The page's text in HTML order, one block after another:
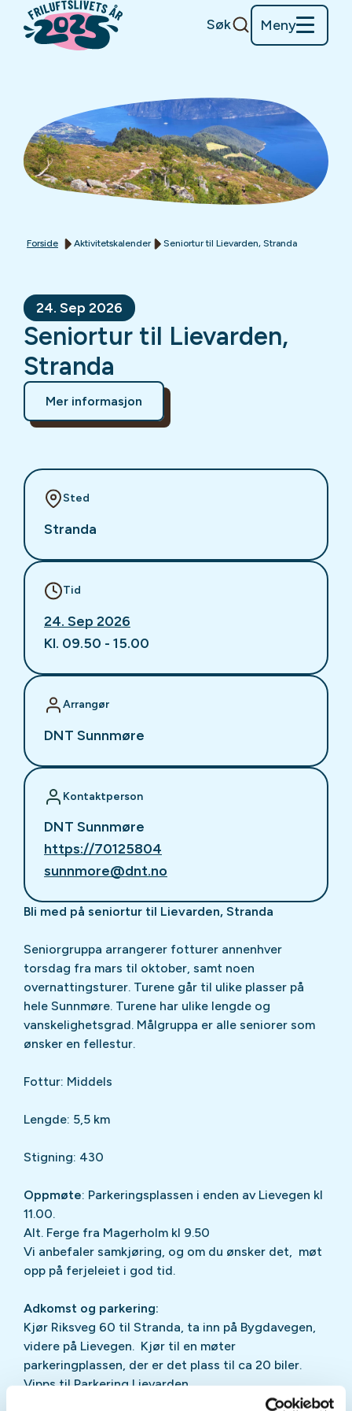
Søk Meny
Forside Aktivitetskalender Seniortur til Lievarden, Stranda
24. Sep 2026
Seniortur til Lievarden,
Stranda
Mer informasjon
Sted
Stranda
Tid
24. Sep 2026
Kl. 09.50 - 15.00
Arrangør
DNT Sunnmøre
Kontaktperson
DNT Sunnmøre
https://70125804
sunnmore@dnt.no
Bli med på seniortur til Lievarden, Stranda
Seniorgruppa arrangerer fotturer annenhver
torsdag fra mars til oktober, samt noen
overnattingsturer. Turene går til ulike plasser på
hele Sunnmøre. Turene har ulike lengde og
vanskelighetsgrad. Målgruppa er alle seniorer som
ønsker en fellestur.
Fottur: Middels
Lengde: 5,5 km
Stigning: 430
Oppmøte: Parkeringsplassen i enden av Lievegen kl
11.00.
Alt. Ferge fra Magerholm kl 9.50
Vi anbefaler samkjøring, og om du ønsker det, møt
opp på ferjeleiet i god tid.
Adkomst og parkering:
Kjør Riksveg 60 til Stranda, ta inn på Bygdavegen,
videre på Lievegen. Kjør til en møter
parkeringplassen, der er det plass til ca 20 biler.
Vipps til Parkering Lievarden.